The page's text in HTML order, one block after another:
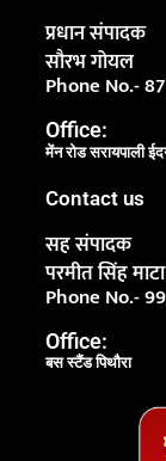
प्रधान संपादक
सौरभ गोयल
Phone No.-
Office:
मेंन रोड सरायपाली
Contact us
सह संपादक
परमीत सिंह माटा
Phone No.-
Office:
बस स्टैंड पिथौरा